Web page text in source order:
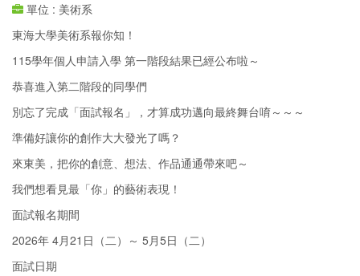
單位 : 美術系
東海大學美術系報你知！
115學年個人申請入學 第一階段結果已經公布啦～
恭喜進入第二階段的同學們
別忘了完成「面試報名」，才算成功邁向最終舞台唷～～～
準備好讓你的創作大大發光了嗎？
來東美，把你的創意、想法、作品通通帶來吧～
我們想看見最「你」的藝術表現！
面試報名期間
2026年 4月21日（二）～ 5月5日（二）
面試日期